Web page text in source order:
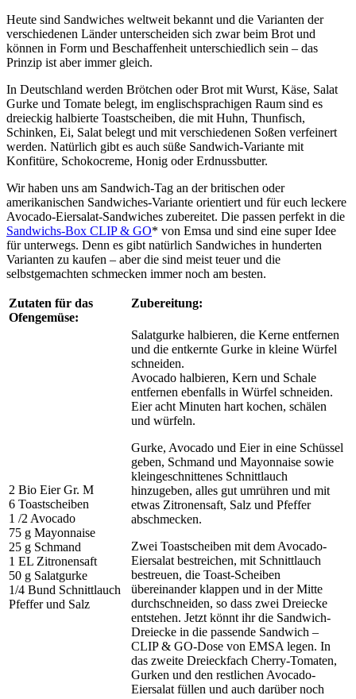
Heute sind Sandwiches weltweit bekannt und die Varianten der
verschiedenen Länder unterscheiden sich zwar beim Brot und
können in Form und Beschaffenheit unterschiedlich sein – das
Prinzip ist aber immer gleich.
In Deutschland werden Brötchen oder Brot mit Wurst, Käse, Salat
Gurke und Tomate belegt, im englischsprachigen Raum sind es
dreieckig halbierte Toastscheiben, die mit Huhn, Thunfisch,
Schinken, Ei, Salat belegt und mit verschiedenen Soßen verfeinert
werden. Natürlich gibt es auch süße Sandwich-Variante mit
Konfitüre, Schokocreme, Honig oder Erdnussbutter.
Wir haben uns am Sandwich-Tag an der britischen oder
amerikanischen Sandwiches-Variante orientiert und für euch leckere
Avocado-Eiersalat-Sandwiches zubereitet. Die passen perfekt in die
Sandwichs-Box CLIP & GO* von Emsa und sind eine super Idee
für unterwegs. Denn es gibt natürlich Sandwiches in hunderten
Varianten zu kaufen – aber die sind meist teuer und die
selbstgemachten schmecken immer noch am besten.
Zutaten für das
Ofengemüse:
Zubereitung:
2 Bio Eier Gr. M
6 Toastscheiben
1 /2 Avocado
75 g Mayonnaise
25 g Schmand
1 EL Zitronensaft
50 g Salatgurke
1/4 Bund Schnittlauch
Pfeffer und Salz
Salatgurke halbieren, die Kerne entfernen
und die entkernte Gurke in kleine Würfel
schneiden.
Avocado halbieren, Kern und Schale
entfernen ebenfalls in Würfel schneiden.
Eier acht Minuten hart kochen, schälen
und würfeln.
Gurke, Avocado und Eier in eine Schüssel
geben, Schmand und Mayonnaise sowie
kleingeschnittenes Schnittlauch
hinzugeben, alles gut umrühren und mit
etwas Zitronensaft, Salz und Pfeffer
abschmecken.
Zwei Toastscheiben mit dem Avocado-
Eiersalat bestreichen, mit Schnittlauch
bestreuen, die Toast-Scheiben
übereinander klappen und in der Mitte
durchschneiden, so dass zwei Dreiecke
entstehen. Jetzt könnt ihr die Sandwich-
Dreiecke in die passende Sandwich –
CLIP & GO-Dose von EMSA legen. In
das zweite Dreieckfach Cherry-Tomaten,
Gurken und den restlichen Avocado-
Eiersalat füllen und auch darüber noch